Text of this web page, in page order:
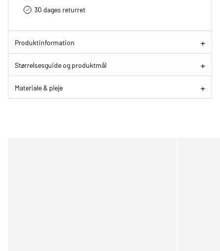
30 dages returret
Produktinformation
Størrelsesguide og produktmål
Materiale & pleje